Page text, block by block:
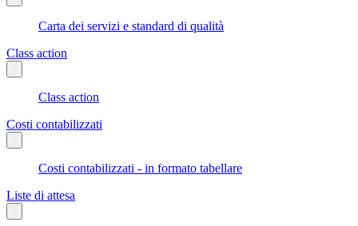
Carta dei servizi e standard di qualità
Class action
Class action
Costi contabilizzati
Costi contabilizzati - in formato tabellare
Liste di attesa